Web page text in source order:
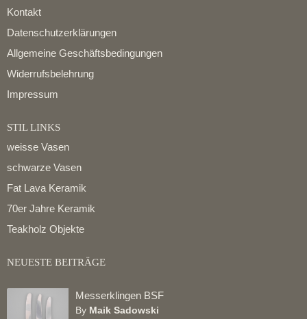
Kontakt
Datenschutzerklärungen
Allgemeine Geschäftsbedingungen
Widerrufsbelehrung
Impressum
STIL LINKS
weisse Vasen
schwarze Vasen
Fat Lava Keramik
70er Jahre Keramik
Teakholz Objekte
NEUESTE BEITRÄGE
Messerklingen BSF
By Maik Sadowski